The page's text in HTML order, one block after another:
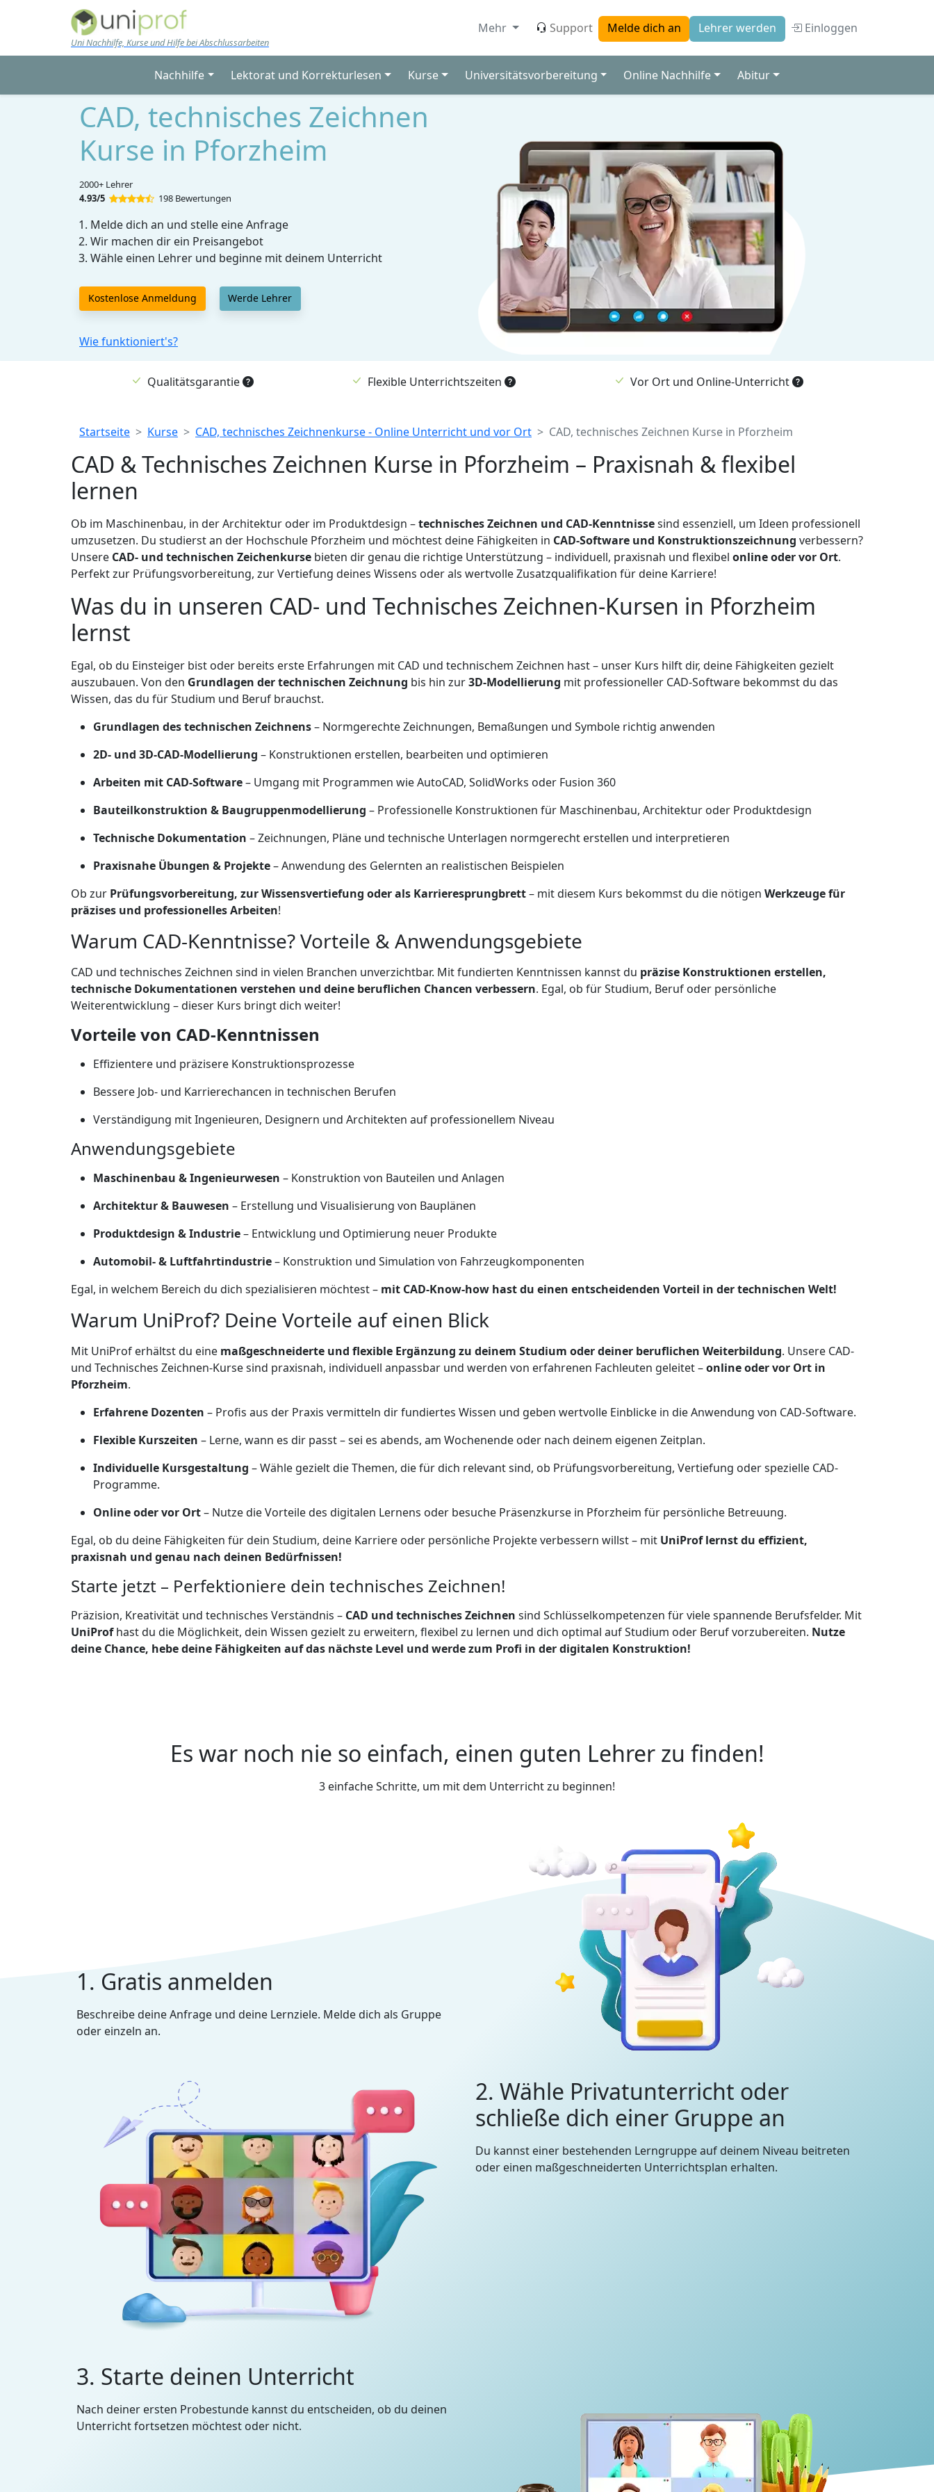
Skip to main content
Uni Nachhilfe, Kurse und Hilfe bei Abschlussarbeiten
Mehr Support Melde dich an Lehrer werden Einloggen
Nachhilfe Lektorat und Korrekturlesen Kurse Universitätsvorbereitung Online Nachhilfe Abitur
CAD, technisches Zeichnen
Kurse in Pforzheim
2000+ Lehrer
4.93/5
198 Bewertungen
Melde dich an und stelle eine Anfrage
Wir machen dir ein Preisangebot
Wähle einen Lehrer und beginne mit deinem Unterricht
Kostenlose Anmeldung Werde Lehrer
Wie funktioniert's?
Qualitätsgarantie Flexible Unterrichtszeiten Vor Ort und Online-Unterricht
Breadcrumb
Startseite Kurse CAD, technisches Zeichnenkurse - Online Unterricht und vor Ort CAD, technisches Zeichnen Kurse in Pforzheim
CAD & Technisches Zeichnen Kurse in Pforzheim – Praxisnah & flexibel
lernen
Ob im Maschinenbau, in der Architektur oder im Produktdesign –technisches Zeichnen und CAD-Kenntnissesind essenziell, um Ideen professionell
umzusetzen. Du studierst an der Hochschule Pforzheim und möchtest deine Fähigkeiten in CAD-Software und Konstruktionszeichnung verbessern?
Unsere CAD- und technischen Zeichenkurse bieten dir genau die richtige Unterstützung – individuell, praxisnah und flexibel online oder vor Ort.
Perfekt zur Prüfungsvorbereitung, zur Vertiefung deines Wissens oder als wertvolle Zusatzqualifikation für deine Karriere!
Was du in unseren CAD- und Technisches Zeichnen-Kursen in Pforzheim
lernst
Egal, ob du Einsteiger bist oder bereits erste Erfahrungen mit CAD und technischem Zeichnen hast – unser Kurs hilft dir, deine Fähigkeiten gezielt
auszubauen. Von den Grundlagen der technischen Zeichnung bis hin zur3D-Modellierung mit professioneller CAD-Software bekommst du das
Wissen, das du für Studium und Beruf brauchst.
Grundlagen des technischen Zeichnens– Normgerechte Zeichnungen, Bemaßungen und Symbole richtig anwenden
2D- und 3D-CAD-Modellierung – Konstruktionen erstellen, bearbeiten und optimieren
Arbeiten mit CAD-Software– Umgang mit Programmen wie AutoCAD, SolidWorks oder Fusion 360
Bauteilkonstruktion & Baugruppenmodellierung – Professionelle Konstruktionen für Maschinenbau, Architektur oder Produktdesign
Technische Dokumentation – Zeichnungen, Pläne und technische Unterlagen normgerecht erstellen und interpretieren
Praxisnahe Übungen & Projekte– Anwendung des Gelernten an realistischen Beispielen
Ob zur Prüfungsvorbereitung, zur Wissensvertiefung oder als Karrieresprungbrett– mit diesem Kurs bekommst du die nötigen Werkzeuge für
präzises und professionelles Arbeiten!
Warum CAD-Kenntnisse? Vorteile & Anwendungsgebiete
CAD und technisches Zeichnen sind in vielen Branchen unverzichtbar. Mit fundierten Kenntnissen kannst du präzise Konstruktionen erstellen,
technische Dokumentationen verstehen und deine beruflichen Chancen verbessern. Egal, ob für Studium, Beruf oder persönliche
Weiterentwicklung – dieser Kurs bringt dich weiter!
Vorteile von CAD-Kenntnissen
Effizientere und präzisere Konstruktionsprozesse
Bessere Job- und Karrierechancen in technischen Berufen
Verständigung mit Ingenieuren, Designern und Architekten auf professionellem Niveau
Anwendungsgebiete
Maschinenbau & Ingenieurwesen – Konstruktion von Bauteilen und Anlagen
Architektur & Bauwesen – Erstellung und Visualisierung von Bauplänen
Produktdesign & Industrie– Entwicklung und Optimierung neuer Produkte
Automobil- & Luftfahrtindustrie– Konstruktion und Simulation von Fahrzeugkomponenten
Egal, in welchem Bereich du dich spezialisieren möchtest – mit CAD-Know-how hast du einen entscheidenden Vorteil in der technischen Welt!
Warum UniProf? Deine Vorteile auf einen Blick
Mit UniProf erhältst du eine maßgeschneiderte und flexible Ergänzung zu deinem Studium oder deiner beruflichen Weiterbildung. Unsere CAD-
und Technisches Zeichnen-Kurse sind praxisnah, individuell anpassbar und werden von erfahrenen Fachleuten geleitet –online oder vor Ort in
Pforzheim.
Erfahrene Dozenten – Profis aus der Praxis vermitteln dir fundiertes Wissen und geben wertvolle Einblicke in die Anwendung von CAD-Software.
Flexible Kurszeiten – Lerne, wann es dir passt – sei es abends, am Wochenende oder nach deinem eigenen Zeitplan.
Individuelle Kursgestaltung – Wähle gezielt die Themen, die für dich relevant sind, ob Prüfungsvorbereitung, Vertiefung oder spezielle CAD-
Programme.
Online oder vor Ort– Nutze die Vorteile des digitalen Lernens oder besuche Präsenzkurse in Pforzheim für persönliche Betreuung.
Egal, ob du deine Fähigkeiten für dein Studium, deine Karriere oder persönliche Projekte verbessern willst – mit UniProf lernst du effizient,
praxisnah und genau nach deinen Bedürfnissen!
Starte jetzt – Perfektioniere dein technisches Zeichnen!
Präzision, Kreativität und technisches Verständnis – CAD und technisches Zeichnen sind Schlüsselkompetenzen für viele spannende Berufsfelder. Mit
UniProfhast du die Möglichkeit, dein Wissen gezielt zu erweitern, flexibel zu lernen und dich optimal auf Studium oder Beruf vorzubereiten. Nutze
deine Chance, hebe deine Fähigkeiten auf das nächste Level und werde zum Profi in der digitalen Konstruktion!
Es war noch nie so einfach, einen guten Lehrer zu finden!
3 einfache Schritte, um mit dem Unterricht zu beginnen!
1. Gratis anmelden
Beschreibe deine Anfrage und deine Lernziele. Melde dich als Gruppe
oder einzeln an.
2. Wähle Privatunterricht oder
schließe dich einer Gruppe an
Du kannst einer bestehenden Lerngruppe auf deinem Niveau beitreten
oder einen maßgeschneiderten Unterrichtsplan erhalten.
3. Starte deinen Unterricht
Nach deiner ersten Probestunde kannst du entscheiden, ob du deinen
Unterricht fortsetzen möchtest oder nicht.